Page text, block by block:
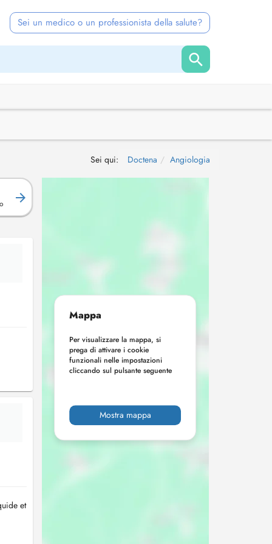
Sei un medico o un professionista della salute?
Sei qui: Doctena Angiologia
et
Mappa
Per visualizzare la mappa, si
prega di attivare i cookie
funzionali nelle impostazioni
cliccando sul pulsante seguente
Mostra mappa